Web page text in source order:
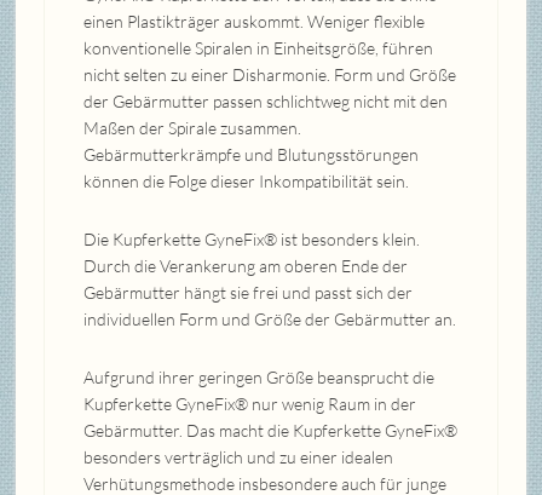
einen Plastikträger auskommt. Weniger flexible
konventionelle Spiralen in Einheitsgröße, führen
nicht selten zu einer Disharmonie. Form und Größe
der Gebärmutter passen schlichtweg nicht mit den
Maßen der Spirale zusammen.
Gebärmutterkrämpfe und Blutungsstörungen
können die Folge dieser Inkompatibilität sein.
Die Kupferkette GyneFix® ist besonders klein.
Durch die Verankerung am oberen Ende der
Gebärmutter hängt sie frei und passt sich der
individuellen Form und Größe der Gebärmutter an.
Aufgrund ihrer geringen Größe beansprucht die
Kupferkette GyneFix® nur wenig Raum in der
Gebärmutter. Das macht die Kupferkette GyneFix®
besonders verträglich und zu einer idealen
Verhütungsmethode insbesondere auch für junge